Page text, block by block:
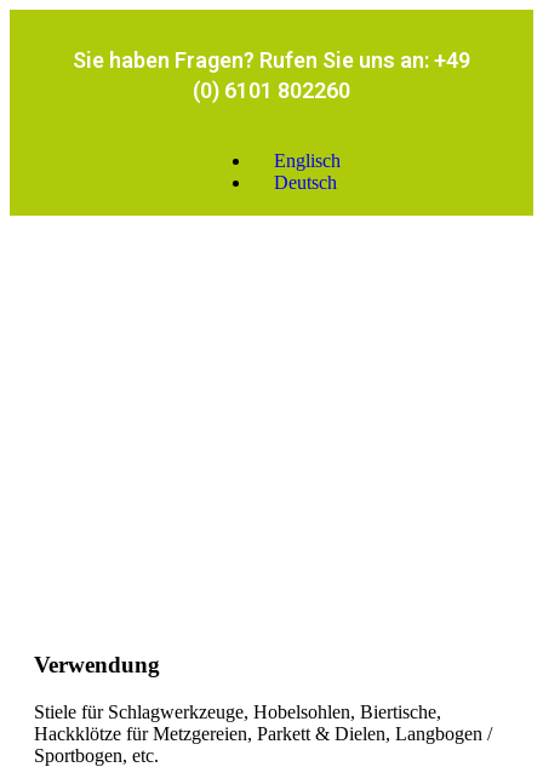
Sie haben Fragen? Rufen Sie uns an: +49
(0) 6101 802260
Englisch
Deutsch
Verwendung
Stiele für Schlagwerkzeuge, Hobelsohlen, Biertische,
Hackklötze für Metzgereien, Parkett & Dielen, Langbogen /
Sportbogen, etc.